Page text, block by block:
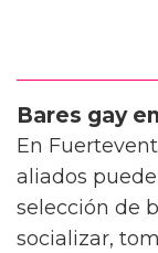
Bares gay
En
aliados
selección de
socializar,